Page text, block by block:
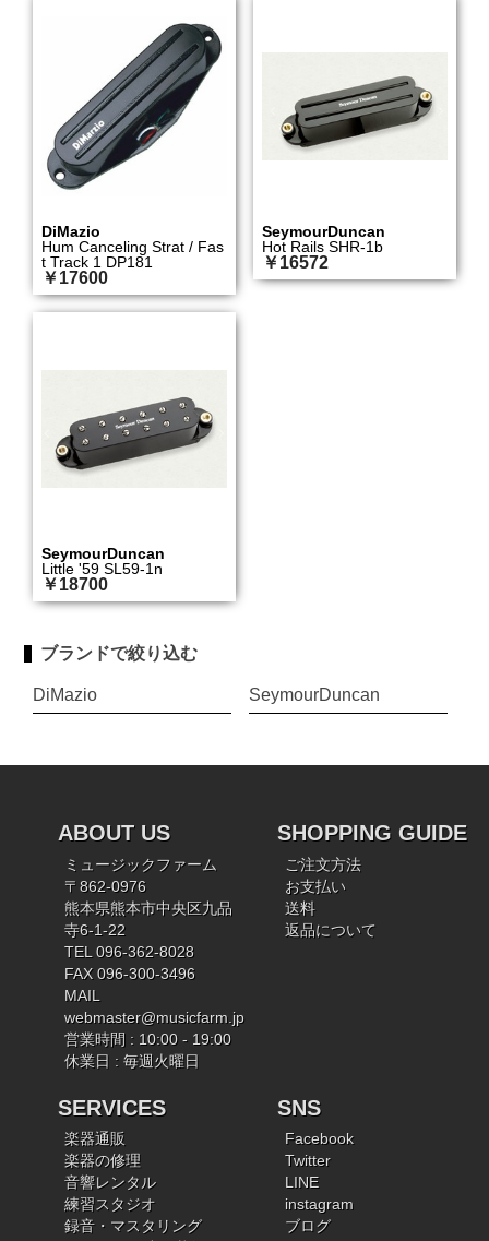
DiMazio
Hum Canceling Strat / Fas
t Track 1 DP181
￥17600
SeymourDuncan
Hot Rails SHR-1b
￥16572
SeymourDuncan
Little '59 SL59-1n
￥18700
ブランドで絞り込む
DiMazio SeymourDuncan
ABOUT US
ミュージックファーム
〒862-0976
熊本県熊本市中央区九品
寺6-1-22
TEL 096-362-8028
FAX 096-300-3496
MAIL
webmaster@musicfarm.jp
営業時間 : 10:00 - 19:00
休業日 : 毎週火曜日
SHOPPING GUIDE
ご注文方法
お支払い
送料
返品について
SERVICES
楽器通販
楽器の修理
音響レンタル
練習スタジオ
録音・マスタリング
SNS
Facebook
Twitter
LINE
instagram
ブログ